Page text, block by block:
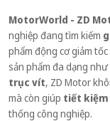
MotorWorld - ZD
nghiệp đang tìm kiếm
phẩm động cơ giảm tốc
sản phẩm đa dạng như
trục vít, ZD Motor
mà còn giúp tiết kiệm
thống công nghiệp.